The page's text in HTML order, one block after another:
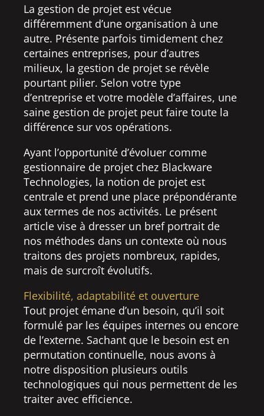
La gestion de projet est vécue
différemment d’une organisation à une
autre. Présente parfois timidement chez
certaines entreprises, pour d’autres
milieux, la gestion de projet se révèle
pourtant pilier. Selon votre type
d’entreprise et votre modèle d’affaires, une
saine gestion de projet peut faire toute la
différence sur vos opérations.
Ayant l’opportunité d’évoluer comme
gestionnaire de projet chez Blackware
Technologies, la notion de projet est
centrale et prend une place prépondérante
aux termes de nos activités. Le présent
article vise à dresser un bref portrait de
nos méthodes dans un contexte où nous
traitons des projets nombreux, rapides,
mais de surcroît évolutifs.
Flexibilité, adaptabilité et ouverture
Tout projet émane d’un besoin, qu’il soit
formulé par les équipes internes ou encore
de l’externe. Sachant que le besoin est en
permutation continuelle, nous avons à
notre disposition plusieurs outils
technologiques qui nous permettent de les
traiter avec efficience.